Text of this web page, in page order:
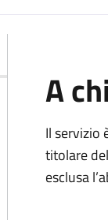
A
Il servizio
titolare
esclusa